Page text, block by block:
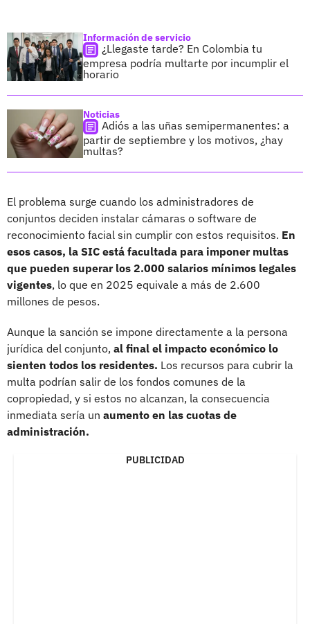
Información de servicio
¿Llegaste tarde? En Colombia tu
empresa podría multarte por incumplir el
horario
Noticias
Adiós a las uñas semipermanentes: a
partir de septiembre y los motivos, ¿hay
multas?
El problema surge cuando los administradores de
conjuntos deciden instalar cámaras o software de
reconocimiento facial sin cumplir con estos requisitos. En
esos casos, la SIC está facultada para imponer multas
que pueden superar los 2.000 salarios mínimos legales
vigentes, lo que en 2025 equivale a más de 2.600
millones de pesos.
Aunque la sanción se impone directamente a la persona
jurídica del conjunto, al final el impacto económico lo
sienten todos los residentes. Los recursos para cubrir la
multa podrían salir de los fondos comunes de la
copropiedad, y si estos no alcanzan, la consecuencia
inmediata sería un aumento en las cuotas de
administración.
PUBLICIDAD